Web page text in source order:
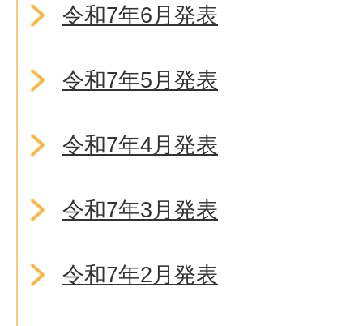
令和7年6月発表
令和7年5月発表
令和7年4月発表
令和7年3月発表
令和7年2月発表